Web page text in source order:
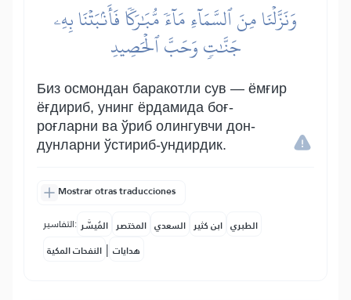
وَنَزَّلۡنَا مِنَ ٱلسَّمَآءِ مَآءٗ مُّبَٰرَكٗا فَأَنۢبَتۡنَا بِهِۦ
جَنَّٰتٖ وَحَبَّ ٱلۡحَصِيدِ
Биз осмондан баракотли сув — ёмғир
ёғдириб, унинг ёрдамида боғ-
роғларни ва ўриб олингувчи дон-
дунларни ўстириб-ундирдик.
Mostrar otras traducciones
التفاسير: المُيسَّر المختصر السعدي ابن كثير الطبري
النفحات المكية | هدايات